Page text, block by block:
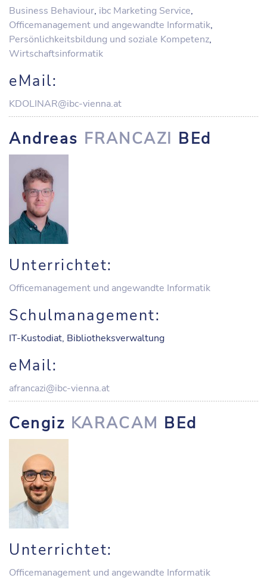
Business Behaviour, ibc Marketing Service,
Officemanagement und angewandte Informatik,
Persönlichkeitsbildung und soziale Kompetenz,
Wirtschaftsinformatik
eMail:
KDOLINAR@ibc-vienna.at
Andreas FRANCAZI BEd
Unterrichtet:
Officemanagement und angewandte Informatik
Schulmanagement:
IT-Kustodiat, Bibliotheksverwaltung
eMail:
afrancazi@ibc-vienna.at
Cengiz KARACAM BEd
Unterrichtet:
Officemanagement und angewandte Informatik